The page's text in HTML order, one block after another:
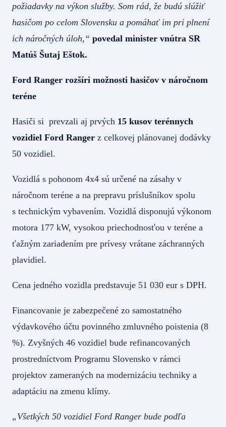
požiadavky na výkon služby. Som rád, že budú slúžiť
hasičom po celom Slovensku a pomáhať im pri plnení
ich náročných úloh,“ povedal minister vnútra SR
Matúš Šutaj Eštok.
Ford Ranger rozšíri možnosti hasičov v náročnom
teréne
Hasiči si prevzali aj prvých 15 kusov terénnych
vozidiel Ford Ranger z celkovej plánovanej dodávky
50 vozidiel.
Vozidlá s pohonom 4x4 sú určené na zásahy v
náročnom teréne a na prepravu príslušníkov spolu
s technickým vybavením. Vozidlá disponujú výkonom
motora 177 kW, vysokou priechodnosťou v teréne a
ťažným zariadením pre prívesy vrátane záchranných
plavidiel.
Cena jedného vozidla predstavuje 51 030 eur s DPH.
Financovanie je zabezpečené zo samostatného
výdavkového účtu povinného zmluvného poistenia (8
%). Zvyšných 46 vozidiel bude refinancovaných
prostredníctvom Programu Slovensko v rámci
projektov zameraných na modernizáciu techniky a
adaptáciu na zmenu klímy.
„Všetkých 50 vozidiel Ford Ranger bude podľa